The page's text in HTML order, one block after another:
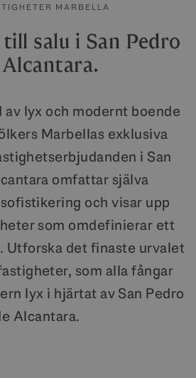
MARBELLA
salu i San Pedro
av lyx och modernt boende
Marbellas exklusiva
i San
omfattar själva
och visar upp
som omdefinierar ett
Utforska det finaste urvalet
som alla fångar
lyx i hjärtat av San Pedro
Alcantara.